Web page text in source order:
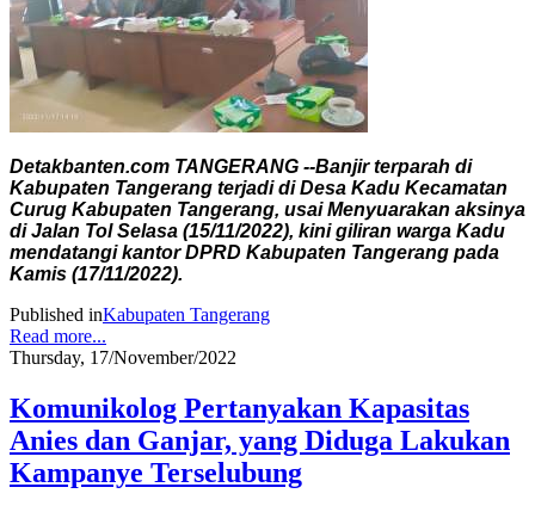
Detakbanten.com TANGERANG --Banjir terparah di
Kabupaten Tangerang terjadi di Desa Kadu Kecamatan
Curug Kabupaten Tangerang, usai Menyuarakan aksinya
di Jalan Tol Selasa (15/11/2022), kini giliran warga Kadu
mendatangi kantor DPRD Kabupaten Tangerang pada
Kamis (17/11/2022).
Published inKabupaten Tangerang
Read more...
Thursday, 17/November/2022
Komunikolog Pertanyakan Kapasitas
Anies dan Ganjar, yang Diduga Lakukan
Kampanye Terselubung